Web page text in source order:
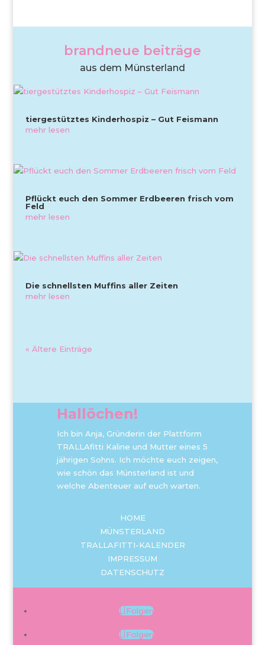
brandneue beiträge
aus dem Münsterland
tiergestütztes Kinderhospiz – Gut Feismann
mehr lesen
Pflückt euch den Sommer Erdbeeren frisch vom
Feld
mehr lesen
Die schnellsten Muffins aller Zeiten
mehr lesen
« Ältere Einträge
Hallöchen!
Ich bin Anja, Gründerin der Plattform
TRALLAfitti Kaline und Mutter eines 5
jährigen Sohns. Ich möchte euch zeigen,
wie schön das Münsterland ist und
welche Abenteuer auf euch warten.
HOME
MÜNSTERLAND
TRALLAFITTI-KALENDER
IMPRESSUM
DATENSCHUTZ
Folgen
Folgen